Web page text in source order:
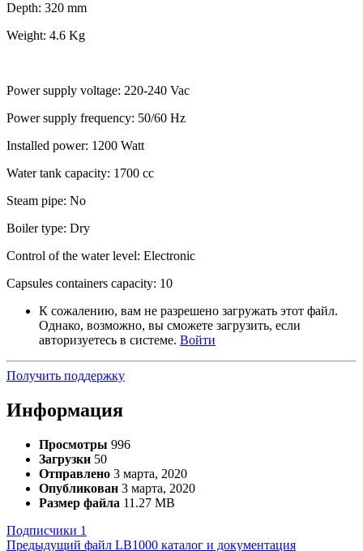
Depth: 320 mm
Weight: 4.6 Kg
Power supply voltage: 220-240 Vac
Power supply frequency: 50/60 Hz
Installed power: 1200 Watt
Water tank capacity: 1700 cc
Steam pipe: No
Boiler type: Dry
Control of the water level: Electronic
Capsules containers capacity: 10
К сожалению, вам не разрешено загружать этот файл.
Однако, возможно, вы сможете загрузить, если
авторизуетесь в системе. Войти
Получить поддержку
Информация
Просмотры 996
Загрузки 50
Отправлено 3 марта, 2020
Опубликован 3 марта, 2020
Размер файла 11.27 MB
Подписчики 1
Предыдущий файл LB1000 каталог и документация